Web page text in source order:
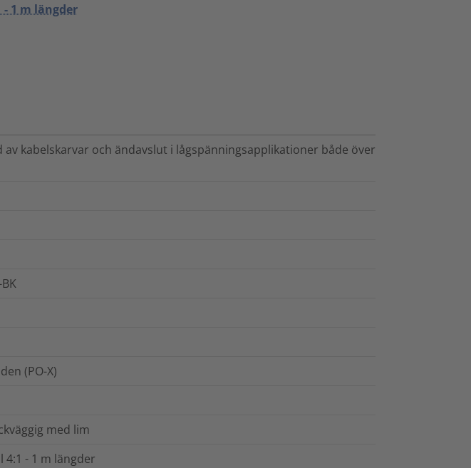
1 m längder
av kabelskarvar och ändavslut i lågspänningsapplikationer både över
(PO-X)
med lim
- 1 m längder